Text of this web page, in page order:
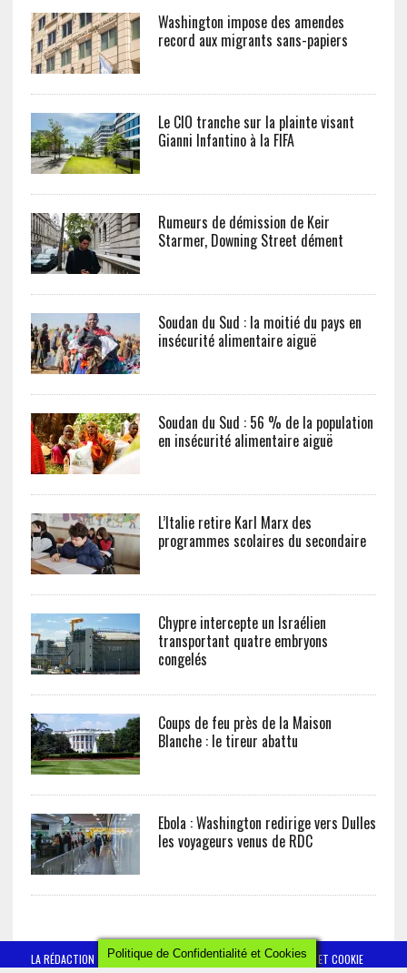
Washington impose des amendes
record aux migrants sans-papiers
Le CIO tranche sur la plainte visant
Gianni Infantino à la FIFA
Rumeurs de démission de Keir
Starmer, Downing Street dément
Soudan du Sud : la moitié du pays en
insécurité alimentaire aiguë
Soudan du Sud : 56 % de la population
en insécurité alimentaire aiguë
L’Italie retire Karl Marx des
programmes scolaires du secondaire
Chypre intercepte un Israélien
transportant quatre embryons
congelés
Coups de feu près de la Maison
Blanche : le tireur abattu
Ebola : Washington redirige vers Dulles
les voyageurs venus de RDC
LA RÉDACTION CONTACT
POLITIQUE DE CONFIDENTIALITÉ ET COOKIE
Politique de Confidentialité et Cookies